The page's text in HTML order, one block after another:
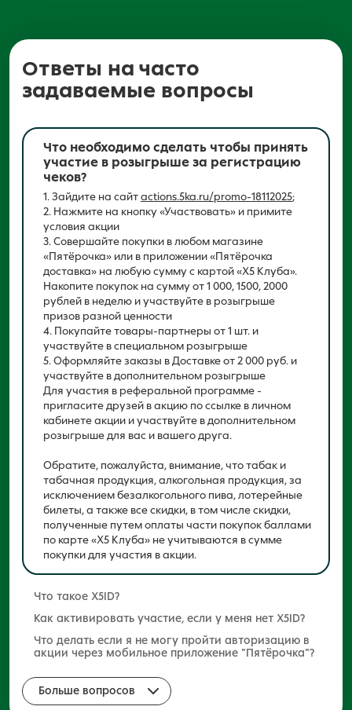
Ответы на часто
задаваемые вопросы
Что необходимо сделать чтобы принять
участие в розыгрыше за регистрацию
чеков?
1. Зайдите на сайтactions.5ka.ru/promo-18112025;
2. Нажмите на кнопку «Участвовать» и примите
условия акции
3. Совершайте покупки в любом магазине
«Пятёрочка» или в приложении «Пятёрочка
доставка» на любую сумму с картой «Х5 Клуба».
Накопите покупок на сумму от 1 000, 1500, 2000
рублей в неделю и участвуйте в розыгрыше
призов разной ценности
4. Покупайте товары-партнеры от 1 шт. и
участвуйте в специальном розыгрыше
5. Оформляйте заказы в Доставке от 2 000 руб. и
участвуйте в дополнительном розыгрыше
Для участия в реферальной программе -
пригласите друзей в акцию по ссылке в личном
кабинете акции и участвуйте в дополнительном
розыгрыше для вас и вашего друга.
Обратите, пожалуйста, внимание, что табак и
табачная продукция, алкогольная продукция, за
исключением безалкогольного пива, лотерейные
билеты, а также все скидки, в том числе скидки,
полученные путем оплаты части покупок баллами
по карте «Х5 Клуба» не учитываются в сумме
покупки для участия в акции.
Что такое X5ID?
Единый аккаунт/учетная запись для сервисов X5:
«Пакет», «FOOD.RU» и приложений «Около»,
«Экспресс-скан», «Пятёрочка Налету» и
«Многолосося».
Как активировать участие, если у меня нет Х5ID?
Если участник ранее не был авторизован в X5ID, то
ему будет предложено зарегистрироваться.
Что делать если я не могу пройти авторизацию в
акции через мобильное приложение "Пятёрочка"?
браузере и нажать «Участвовать». Авторизация
пройдёт успешно.
Больше вопросов